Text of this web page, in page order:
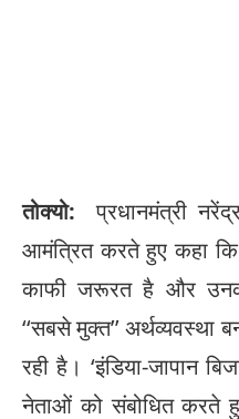
तोक्यो: प्रधानमंत्री
आमंत्रित करते हुए कहा कि
काफी जरूरत है और
‘‘सबसे मुक्त’’
रही है। ‘इंडिया-जापान
नेताओं को संबोधित करते